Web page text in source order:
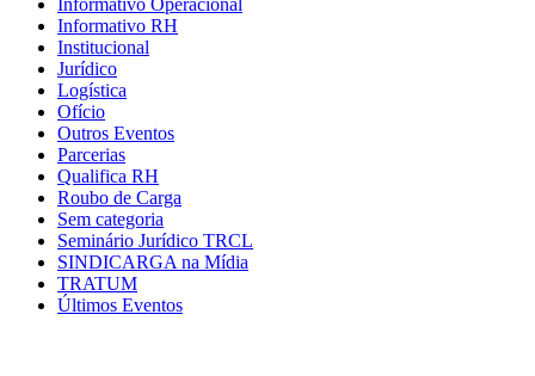
Informativo Operacional
Informativo RH
Institucional
Jurídico
Logística
Ofício
Outros Eventos
Parcerias
Qualifica RH
Roubo de Carga
Sem categoria
Seminário Jurídico TRCL
SINDICARGA na Mídia
TRATUM
Últimos Eventos